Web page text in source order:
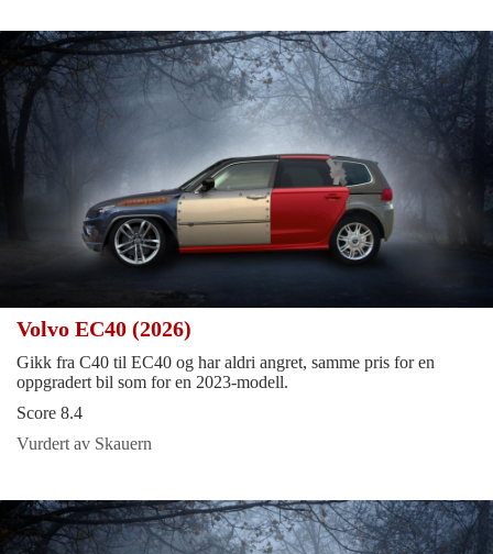
Volvo EC40 (2026)
Gikk fra C40 til EC40 og har aldri angret, samme pris for en
oppgradert bil som for en 2023-modell.
Score 8.4
Vurdert av Skauern